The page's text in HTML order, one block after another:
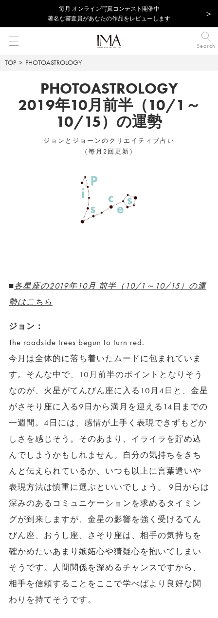
毎⽉ オンライン写真コンテスト開催中
著名な審査員があなたの作品をレビューします
Search
TOP PHOTOASTROLOGY
PHOTOASTROLOGY
2019年10月前半（10/1～
10/15）の運勢
ジョンとジョーンのクリエイティブ占い
（毎月2回更新）
■各星座の2019年10月 前半（10/1～10/15）の運
勢はこちら
ジョン：
The roadside trees begun to turn red.
今月は全体的に落ち着いたムードに包まれていま
す。そんな中で、10月前半のポイントとなりそう
なのが、火星がてんびん座に入る10月4日と、金星
がさそり座に入る9日から満月を迎える14日までの
一週間。4日には、感情が上手く表現できずもどか
しさを感じそう。そのあまり、イライラを貯め込
んでしまうかもしれません。自分の気持ちをきち
んと伝えられているか、いつも以上に言葉遣いや
表現方法は慎重に選ぶといいでしょう。 9日からは
深みのあるコミュニケーションを求めるタイミン
グが到来しますが、金星の影響を強く受けるてん
びん座、おうし座、さそり座は、相手の気持ちを
確かめたいあまり嫉妬心や猜疑心を抱いてしまい
そうです。人間関係を深めるチャンスですから、
相手を信頼することをここで学べばより良好な関
わりを持てそうです。